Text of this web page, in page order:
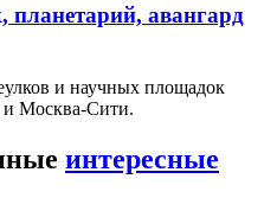
авангард
и научных площадок
и Москва-Сити.
интересные